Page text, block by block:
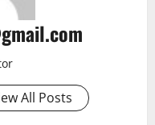
All Posts